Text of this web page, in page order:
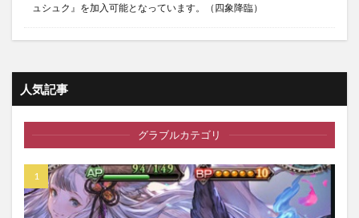
ュシュク』を加入可能となっています。（四象降臨）
人気記事
グラブルカテゴリ